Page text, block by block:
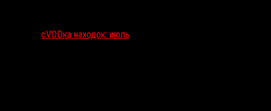
сVODка находок: июль